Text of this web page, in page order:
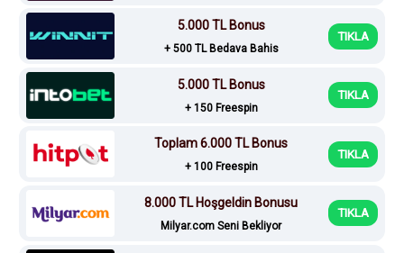
5.000 TL Bonus
+ 500 TL Bedava Bahis
TIKLA
5.000 TL Bonus
+ 150 Freespin
TIKLA
Toplam 6.000 TL Bonus
+ 100 Freespin
TIKLA
8.000 TL Hoşgeldin Bonusu
Milyar.com Seni Bekliyor
TIKLA